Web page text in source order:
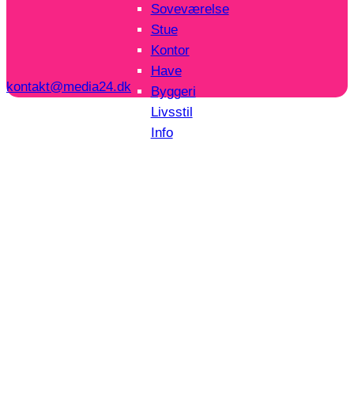
Soveværelse
Stue
Kontor
Have
Byggeri
Livsstil
Info
kontakt@media24.dk